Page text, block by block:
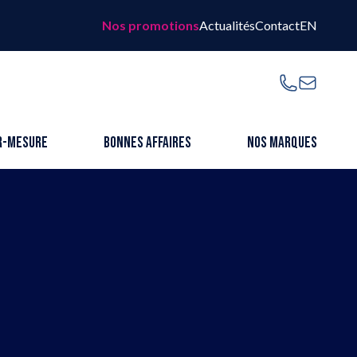
Nos promotionsActualitésContactEN
mesure Bonnes affaires Nos marques